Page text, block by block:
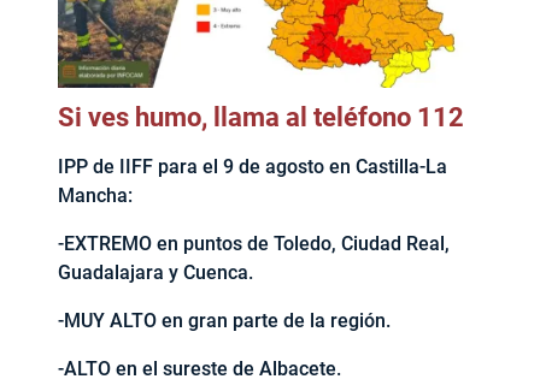
Si ves humo, llama al teléfono 112
IPP de IIFF para el 9 de agosto en Castilla-La
Mancha:
-EXTREMO en puntos de Toledo, Ciudad Real,
Guadalajara y Cuenca.
-MUY ALTO en gran parte de la región.
-ALTO en el sureste de Albacete.